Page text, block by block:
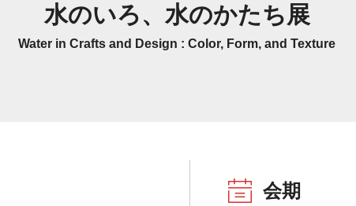
水のいろ、水のかたち展
Water in Crafts and Design : Color, Form, and Texture
会期